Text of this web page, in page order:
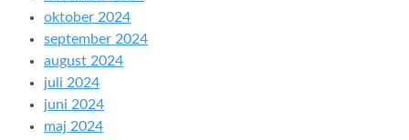
oktober 2024
september 2024
august 2024
juli 2024
juni 2024
maj 2024